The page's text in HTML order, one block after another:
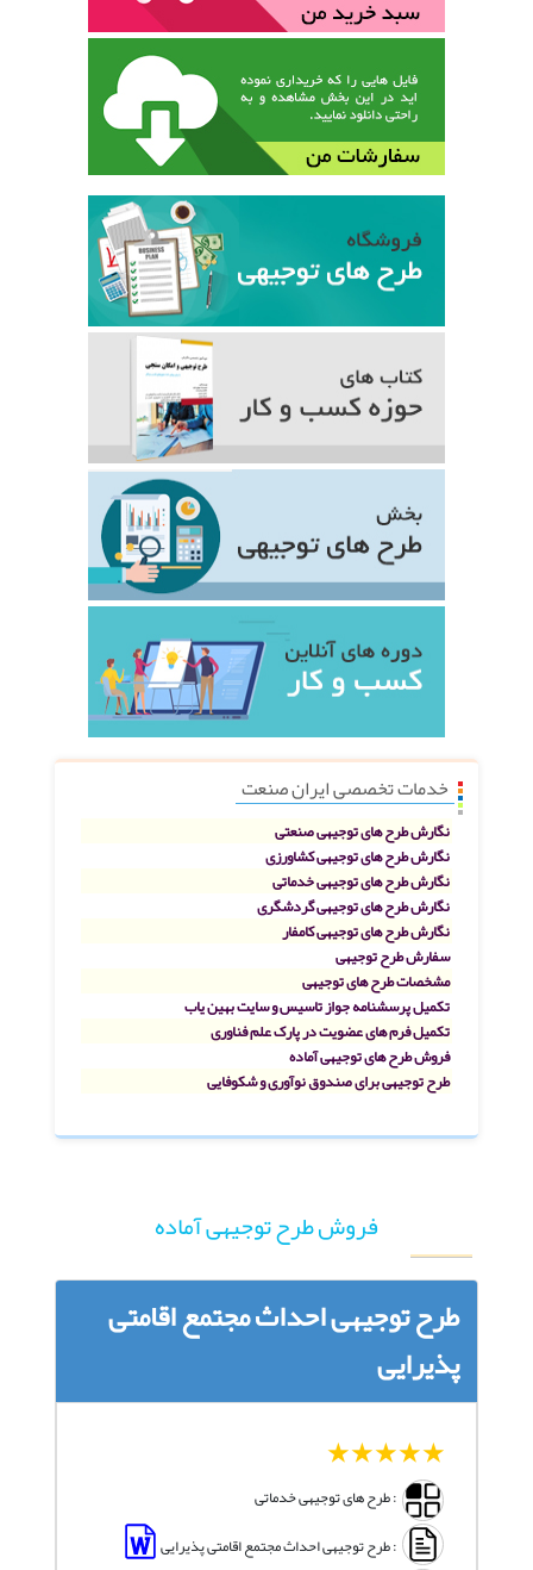
خدمات تخصصی ایران صنعت
نگارش طرح های توجیهی صنعتی
نگارش طرح های توجیهی کشاورزی
نگارش طرح های توجیهی خدماتی
نگارش طرح های توجیهی گردشگری
نگارش طرح های توجیهی کامفار
سفارش طرح توجیهی
مشخصات طرح های توجیهی
تکمیل پرسشنامه جواز تاسیس و سایت بهین یاب
تکمیل فرم های عضویت در پارک علم فناوری
فروش طرح های توجیهی آماده
طرح توجیهی برای صندوق نوآوری و شکوفایی
فروش طرح توجیهی آماده
طرح توجیهی احداث مجتمع اقامتی
پذیرایی
5
4
3
2
: طرح های توجیهی خدماتی
: طرح توجیهی احداث مجتمع اقامتی پذیرایی